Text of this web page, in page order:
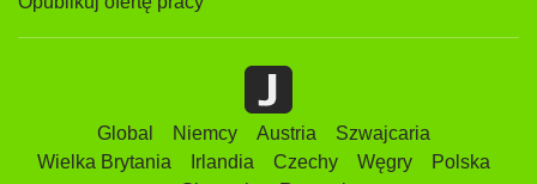
Global Niemcy Austria
Szwajcaria
Wielka Brytania
Irlandia Czechy Węgry
Polska